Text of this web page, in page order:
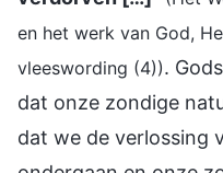
en het werk van God,
vleeswording (4)).
dat onze zondige
dat we de verlossing